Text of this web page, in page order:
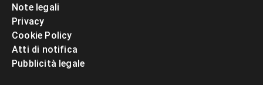
Note legali
Privacy
Cookie Policy
Atti di notifica
Pubblicità legale